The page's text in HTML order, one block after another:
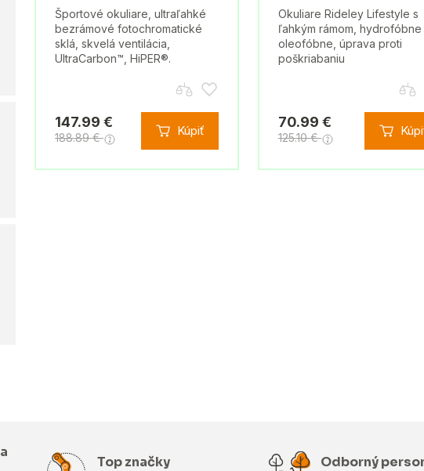
Športové okuliare, ultraľahké
bezrámové fotochromatické
sklá, skvelá ventilácia,
UltraCarbon™, HiPER®.
147.99 €
188.89 € Kúpiť
Okuliare Rideley Lifestyle s
ľahkým rámom, hydrofóbne
oleofóbne, úprava proti
poškriabaniu
70.99 €
125.10 €
Top značky Odborný